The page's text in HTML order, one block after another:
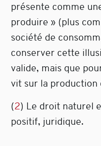
présente comme
produire » (plus
société de
conserver cette
valide, mais que
vit sur la production
(2) Le droit naturel
positif, juridique.